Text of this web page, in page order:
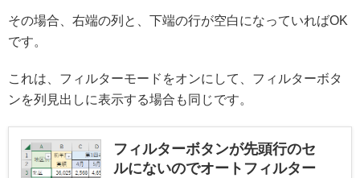
その場合、右端の列と、下端の行が空白になっていればOK
です。
これは、フィルターモードをオンにして、フィルターボタ
ンを列見出しに表示する場合も同じです。
フィルターボタンが先頭行のセ
ルにないのでオートフィルター